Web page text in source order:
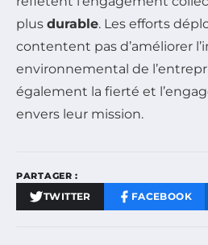
plus durable. Les efforts
contentent pas d’améliorer
environnemental de
également la fierté et
envers leur mission.
PARTAGER :
TWITTER FACEBOOK